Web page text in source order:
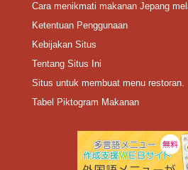
Cara menikmati makanan Jepang
Ketentuan Penggunaan
Kebijakan Situs
Tentang Situs Ini
Situs untuk membuat menu restoran.
Tabel Piktogram Makanan